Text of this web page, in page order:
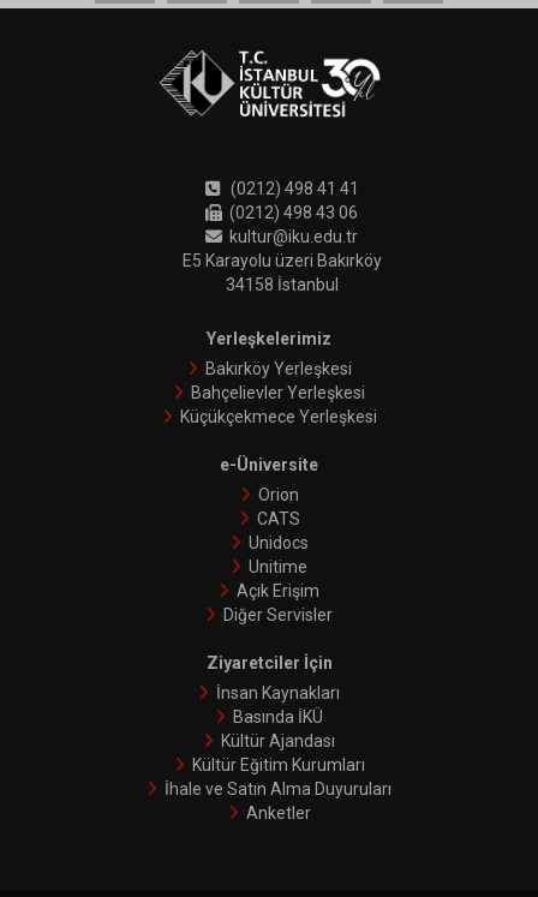
(0212) 498 41 41
(0212) 498 43 06
kultur@iku.edu.tr
E5 Karayolu üzeri Bakırköy
34158 İstanbul
Yerleşkelerimiz
Bakırköy Yerleşkesi
Bahçelievler Yerleşkesi
Küçükçekmece Yerleşkesi
e-Üniversite
Orion
CATS
Unidocs
Unitime
Açık Erişim
Diğer Servisler
Ziyaretciler İçin
İnsan Kaynakları
Basında İKÜ
Kültür Ajandası
Kültür Eğitim Kurumları
İhale ve Satın Alma Duyuruları
Anketler